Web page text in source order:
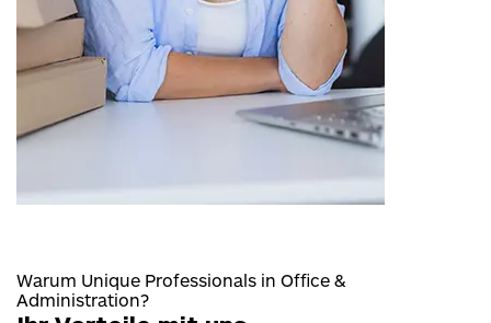
Warum Unique Professionals in Office &
Administration?